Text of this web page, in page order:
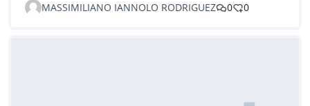
MASSIMILIANO IANNOLO RODRIGUEZ 0 0